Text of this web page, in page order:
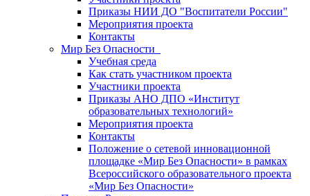
Приказы НИИ ДО "Воспитатели России"
Мероприятия проекта
Контакты
Мир Без Опасности
Учебная среда
Как стать участником проекта
Участники проекта
Приказы АНО ДПО «Институт
образовательных технологий»
Мероприятия проекта
Контакты
Положение о сетевой инновационной
площадке «Мир Без Опасности» в рамках
Всероссийского образовательного проекта
«Мир Без Опасности»